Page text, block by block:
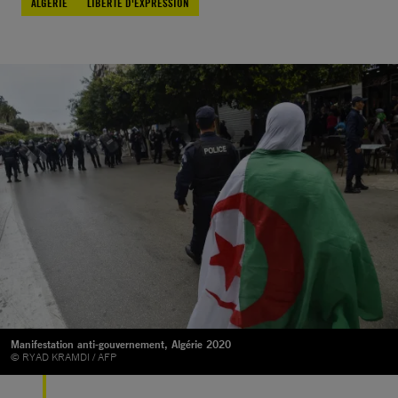
Manifestation anti-gouvernement, Algérie 2020
© RYAD KRAMDI / AFP